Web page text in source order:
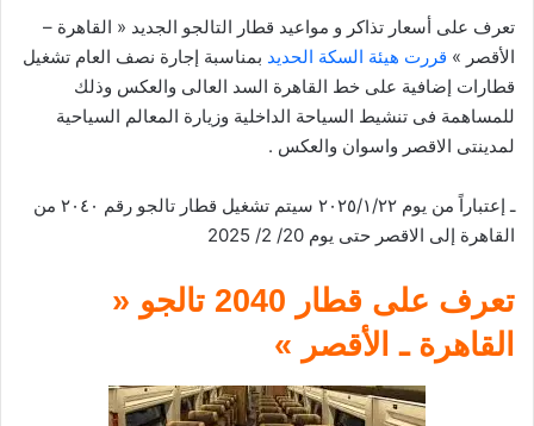
و
ن
ي
ا
تعرف على أسعار تذاكر و مواعيد قطار التالجو الجديد « القاهرة –
الأقصر » قررت هيئة السكة الحديد بمناسبة إجارة نصف العام تشغيل
قطارات إضافية على خط القاهرة السد العالى والعكس وذلك
للمساهمة فى تنشيط السياحة الداخلية وزيارة المعالم السياحية
لمدينتى الاقصر واسوان والعكس .
ـ إعتباراً من يوم ٢٠٢٥/١/٢٢ سيتم تشغيل قطار تالجو رقم ٢٠٤٠ من
القاهرة إلى الاقصر حتى يوم 20/ 2/ 2025
تعرف على قطار 2040 تالجو «
القاهرة ـ الأقصر »